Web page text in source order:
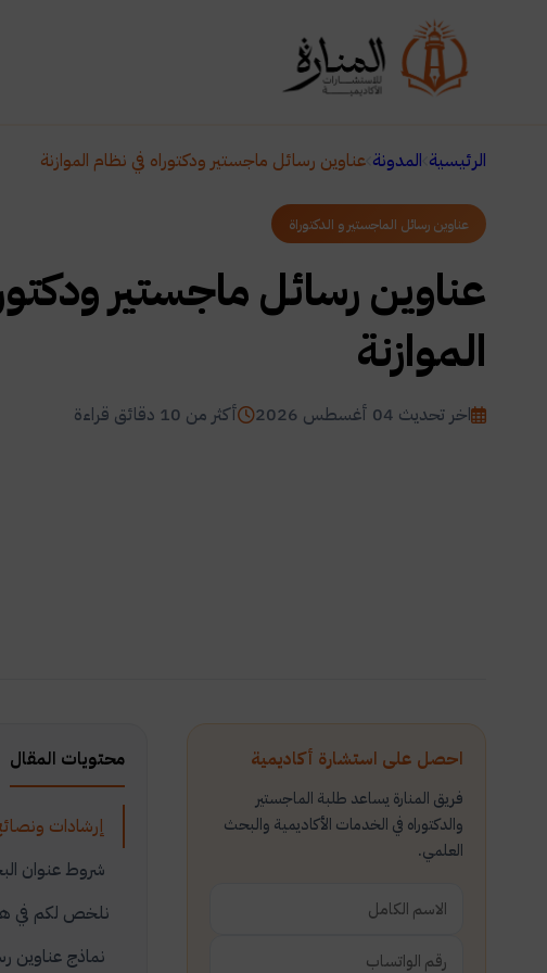
الرئيسية المدونة عناوين رسائل ماجستير ودكتوراه في نظام الموازنة
عناوين رسائل الماجستير و الدكتوراة
عناوين رسائل ماجستير
الموازنة
اخر تحديث 04 أغسطس 2026 أكثر من 10 دقائق قراءة
احصل على استشارة أكاديمية
فريق المنارة يساعد طلبة الماجستير
والدكتوراه في الخدمات الأكاديمية والبحث
العلمي.
محتويات المقال
إرشادات
شروط عنوان
نلخص لكم في
نماذج عناوين